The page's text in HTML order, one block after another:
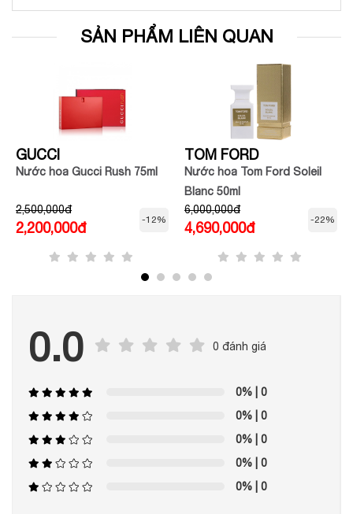
SẢN PHẨM LIÊN QUAN
GUCCI
Nước hoa Gucci Rush 75ml
2,500,000đ
2,200,000đ
-12%
TOM FORD
Nước hoa Tom Ford Soleil
Blanc 50ml
6,000,000đ
4,690,000đ
-22%
0.0 0 đánh giá
0% | 0
0% | 0
0% | 0
0% | 0
0% | 0